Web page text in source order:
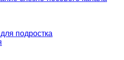
подростка